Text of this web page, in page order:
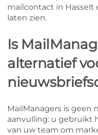
mailcontact in Hasselt
laten zien.
Is
alternatief
MailManagers is geen
aanvulling: u gebruikt
van uw team om